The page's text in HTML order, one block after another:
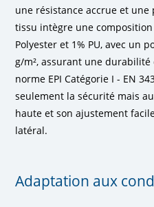
une résistance accrue et
tissu intègre une composition
Polyester et 1% PU, avec un
g/m², assurant une
norme EPI Catégorie I - EN
seulement la sécurité mais
haute et son ajustement
latéral.
Adaptation aux